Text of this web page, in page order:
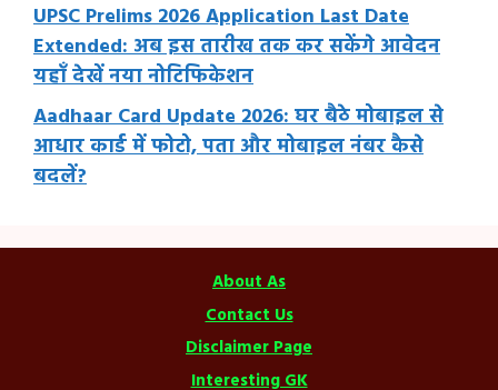
UPSC Prelims 2026 Application Last Date
Extended: अब इस तारीख तक कर सकेंगे आवेदन
यहाँ देखें नया नोटिफिकेशन
Aadhaar Card Update 2026: घर बैठे मोबाइल से
आधार कार्ड में फोटो, पता और मोबाइल नंबर कैसे
बदलें?
About As
Contact Us
Disclaimer Page
Interesting GK